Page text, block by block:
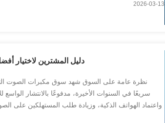
2026-03-13
دليل المشترين لاختيار
نظرة عامة على السوق شهد سوق مكبرات الصوت التي
سريعًا في السنوات الأخيرة، مدفوعًا بالانتشار الواسع
واعتماد الهواتف الذكية، وزيادة طلب المستهلكين على